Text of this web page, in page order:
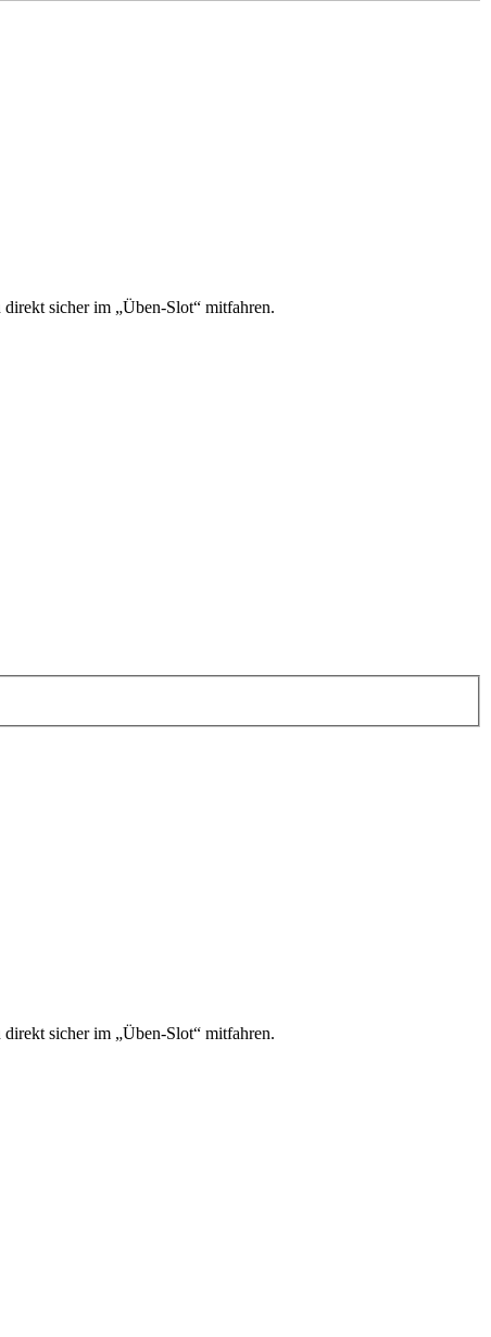
sicher im „Üben-Slot“ mitfahren.
sicher im „Üben-Slot“ mitfahren.